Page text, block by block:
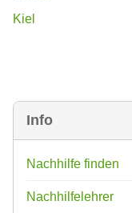
Info
Nachhilfe finden
Nachhilfelehrer
Kiel